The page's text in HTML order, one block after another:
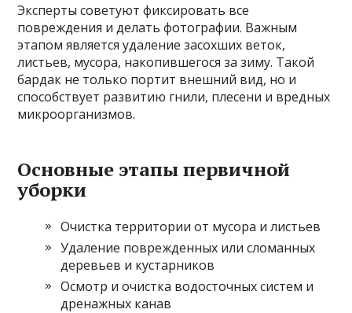
Эксперты советуют фиксировать все
повреждения и делать фотографии. Важным
этапом является удаление засохших веток,
листьев, мусора, накопившегося за зиму. Такой
бардак не только портит внешний вид, но и
способствует развитию гнили, плесени и вредных
микроорганизмов.
Основные этапы первичной
уборки
Очистка территории от мусора и листьев
Удаление поврежденных или сломанных
деревьев и кустарников
Осмотр и очистка водосточных систем и
дренажных канав